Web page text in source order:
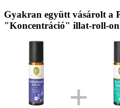
Gyakran együtt vásárolt a
"Koncentráció" illat-roll-